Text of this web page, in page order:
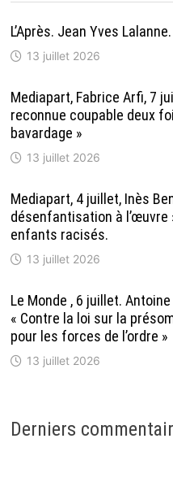
L’Après. Jean Yves
13 juillet 2026
Mediapart, Fabrice Arfi, 7
reconnue coupable deux
bavardage »
13 juillet 2026
Mediapart, 4 juillet, Inès
désenfantisation à l’œuvre
enfants racisés.
13 juillet 2026
Le Monde , 6 juillet.
« Contre la loi sur la
pour les forces de l’ordre »
13 juillet 2026
Derniers